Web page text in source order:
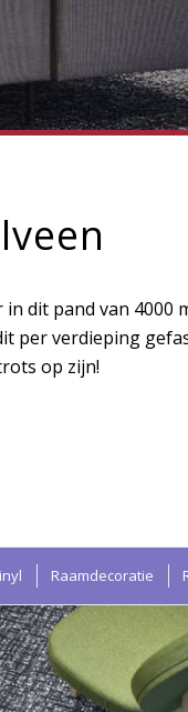
dit pand van 4000
per verdieping
op zijn!
Raamdecoratie